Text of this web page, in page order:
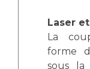
Laser
La
forme
sous